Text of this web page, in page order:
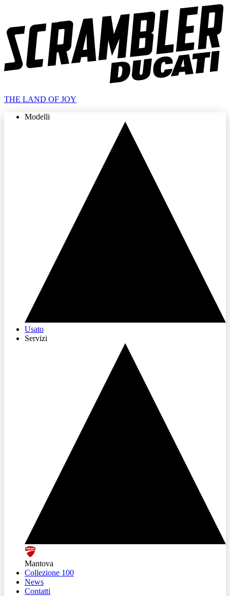
THE LAND OF JOY
Modelli
Usato
Servizi
Mantova
Collezione 100
News
Contatti